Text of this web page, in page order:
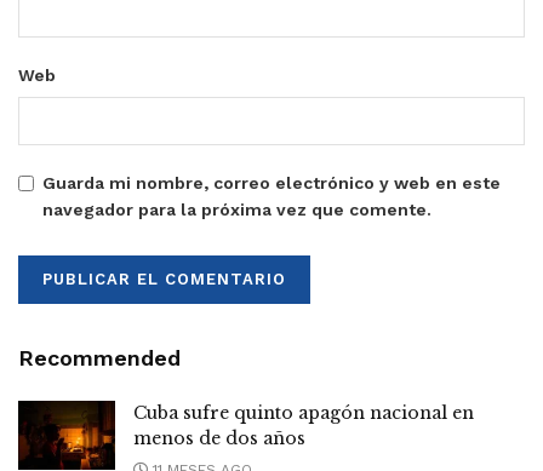
Web
Guarda mi nombre, correo electrónico y web en este
navegador para la próxima vez que comente.
Recommended
Cuba sufre quinto apagón nacional en
menos de dos años